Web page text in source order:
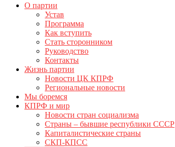
О партии
Устав
Программа
Как вступить
Стать сторонником
Руководство
Контакты
Жизнь партии
Новости ЦК КПРФ
Региональные новости
Мы боремся
КПРФ и мир
Новости стран социализма
Страны – бывшие республики СССР
Капиталистические страны
СКП-КПСС